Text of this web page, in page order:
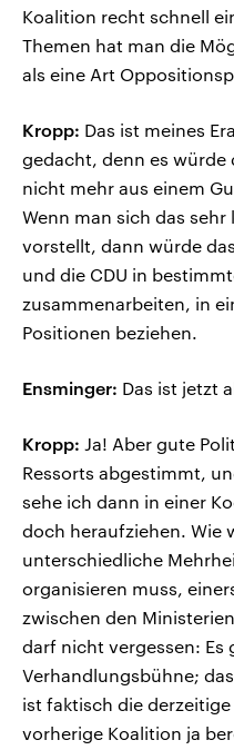
Koalition recht schnell
Themen hat man die
als eine Art
Kropp: Das ist meines
gedacht, denn es würde
nicht mehr aus einem
Wenn man sich das
vorstellt, dann würde
und die CDU in
zusammenarbeiten, in
Positionen beziehen.
Ensminger: Das ist jetzt
Kropp: Ja! Aber gute
Ressorts abgestimmt,
sehe ich dann in einer
doch heraufziehen. Wie
unterschiedliche
organisieren muss,
zwischen den
darf nicht vergessen: Es
Verhandlungsbühne;
ist faktisch die
vorherige Koalition ja